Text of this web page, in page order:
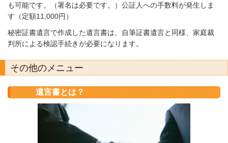
も可能です。（署名は必要です。）公証人への手数料が発生しま
す（定額11,000円）
秘密証書遺言で作成した遺言書は、自筆証書遺言と同様、家庭裁
判所による検認手続きが必要になります。
その他のメニュー
遺言書とは？